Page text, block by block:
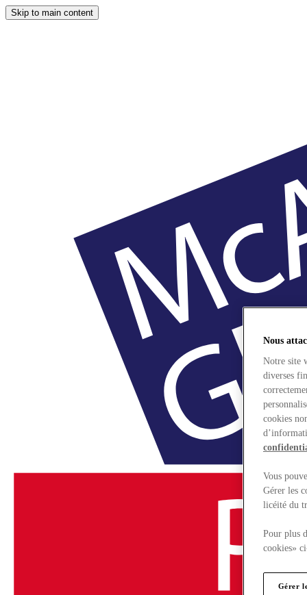
Skip to main content
Nous
Notre site
diverses
cookies
Vous
Gérer les
licéité du
Pour plus
cookies»
Gérer